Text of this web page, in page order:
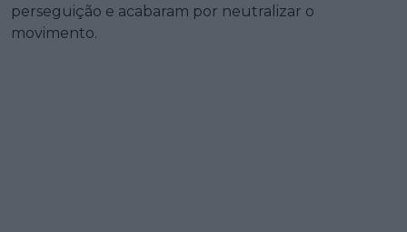
perseguição e acabaram por neutralizar o
movimento.